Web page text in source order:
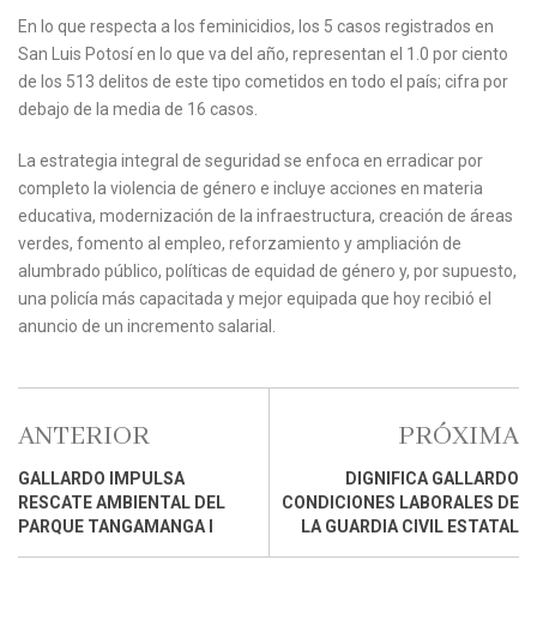
En lo que respecta a los feminicidios, los 5 casos registrados en
San Luis Potosí en lo que va del año, representan el 1.0 por ciento
de los 513 delitos de este tipo cometidos en todo el país; cifra por
debajo de la media de 16 casos.
La estrategia integral de seguridad se enfoca en erradicar por
completo la violencia de género e incluye acciones en materia
educativa, modernización de la infraestructura, creación de áreas
verdes, fomento al empleo, reforzamiento y ampliación de
alumbrado público, políticas de equidad de género y, por supuesto,
una policía más capacitada y mejor equipada que hoy recibió el
anuncio de un incremento salarial.
ANTERIOR
GALLARDO IMPULSA
RESCATE AMBIENTAL DEL
PARQUE TANGAMANGA I
PRÓXIMA
DIGNIFICA GALLARDO
CONDICIONES LABORALES DE
LA GUARDIA CIVIL ESTATAL